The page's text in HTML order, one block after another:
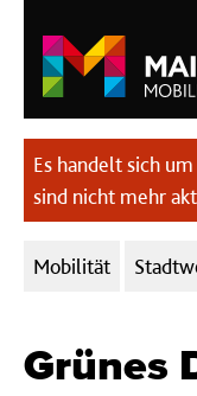
Es handelt sich
sind nicht mehr
Kategorien:
Mobilität
Grünes